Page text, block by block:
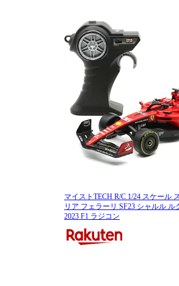
マイストTECH R/C 1/24 スケール
リア フェラーリ SF23 シャルル ル
2023 F1 ラジコン